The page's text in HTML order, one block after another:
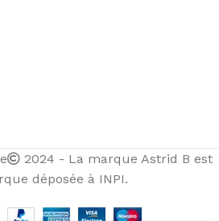
2024 - La marque Astrid B est
déposée à INPI.